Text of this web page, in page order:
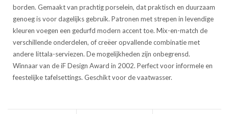
borden. Gemaakt van prachtig porselein, dat praktisch en duurzaam
genoeg is voor dagelijks gebruik. Patronen met strepen in levendige
kleuren voegen een gedurfd modern accent toe. Mix-en-match de
verschillende onderdelen, of creëer opvallende combinatie met
andere Iittala-serviezen. De mogelijkheden zijn onbegrensd.
Winnaar van de iF Design Award in 2002. Perfect voor informele en
feestelijke tafelsettings. Geschikt voor de vaatwasser.